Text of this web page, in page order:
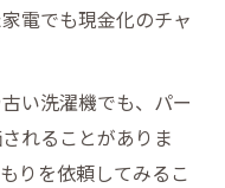
電でも現金化のチャ
い洗濯機でも、パー
れることがありま
りを依頼してみるこ